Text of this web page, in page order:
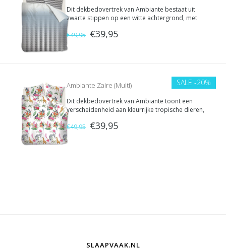
Dit dekbedovertrek van Ambiante bestaat uit
zwarte stippen op een witte achtergrond, met
daarover een stijlvolle blauwe gloed. Het is
gemaakt van 100% katoen en heeft een dubbele
instopstrook.
€49,95 €39,95
SALE -20%
Ambiante Zaire (Multi)
Dit dekbedovertrek van Ambiante toont een
verscheidenheid aan kleurrijke tropische dieren,
planten en vruchten. Het is gemaakt van 100%
katoen en heeft een dubbele instopstrook.
€49,95 €39,95
SLAAPVAAK.NL